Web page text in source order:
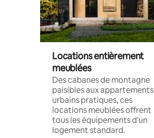
Locations entièrement
meublées
Des cabanes de montagne
paisibles aux appartements
urbains pratiques, ces
locations meublées offrent
tous les équipements d'un
logement standard.